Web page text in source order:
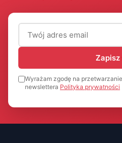
Adres email (wymagany)
Zapisz
Wyrażam zgodę na
newslettera Polityka prywatności